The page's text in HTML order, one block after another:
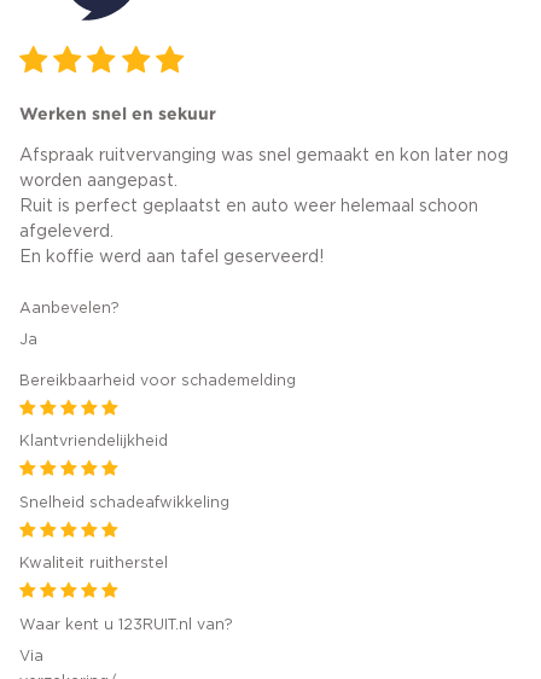
Werken snel en sekuur
Afspraak ruitvervanging was snel gemaakt en kon later nog
worden aangepast.
Ruit is perfect geplaatst en auto weer helemaal schoon
afgeleverd.
En koffie werd aan tafel geserveerd!
Aanbevelen?
Ja
Bereikbaarheid voor schademelding
Klantvriendelijkheid
Snelheid schadeafwikkeling
Kwaliteit ruitherstel
Waar kent u 123RUIT.nl van?
Via